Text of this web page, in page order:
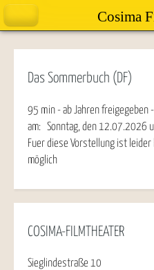
COSIMA-FILMTHEATER
Sieglindestraße 10
Das Sommerbuch (DF)
95 min - ab Jahren freigegeben -
am: Sonntag, den 12.07.2026
Fuer diese Vorstellung ist
möglich
Cosima